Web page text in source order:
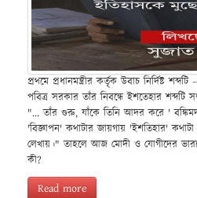
প্রথমে প্রধানমন্ত্রীর কর্তৃক উবাচ নির্দিষ্ট
পবিত্র সরকার তাঁর নিবন্ধে ইশতেহার শব্দটি
"... তাঁর গুরু, যাঁকে তিনি আদর করে '
'বিজ্ঞাপন' কথাটার জায়গায় 'ইশতিহার'
লেখায়।" তাহলে আজ মোদী ও যোগীদের
কী?
Read more